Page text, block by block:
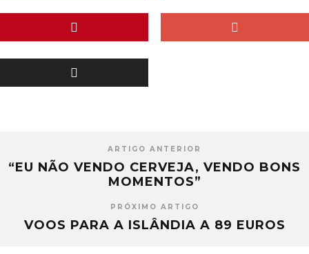
ARTIGO ANTERIOR
“EU NÃO VENDO CERVEJA, VENDO BONS
MOMENTOS”
PRÓXIMO ARTIGO
VOOS PARA A ISLÂNDIA A 89 EUROS